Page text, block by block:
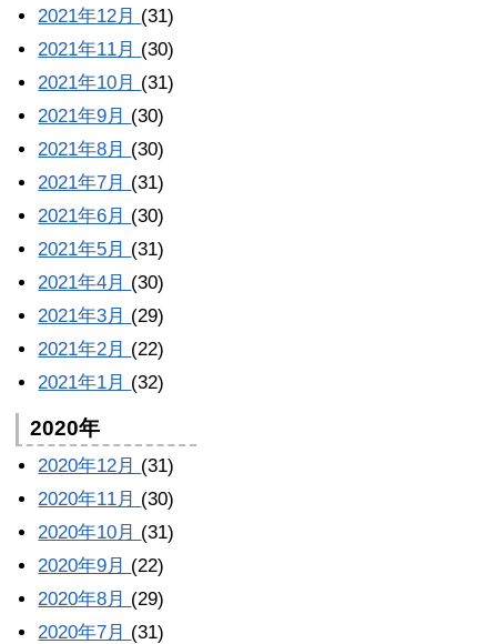
2021年12月 (31)
2021年11月 (30)
2021年10月 (31)
2021年9月 (30)
2021年8月 (30)
2021年7月 (31)
2021年6月 (30)
2021年5月 (31)
2021年4月 (30)
2021年3月 (29)
2021年2月 (22)
2021年1月 (32)
2020年
2020年12月 (31)
2020年11月 (30)
2020年10月 (31)
2020年9月 (22)
2020年8月 (29)
2020年7月 (31)